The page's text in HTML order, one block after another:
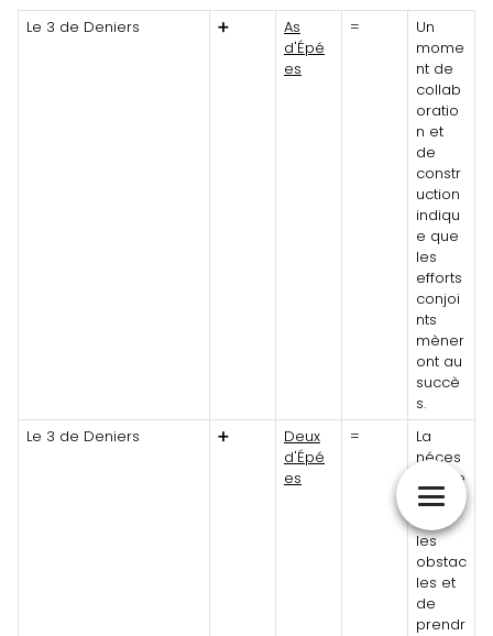
Le 3 de Deniers ➕
As
d'Épé
es
=
Un
mome
nt de
collab
oratio
n et
de
constr
uction
indiqu
e que
les
efforts
conjoi
nts
mèner
ont au
succè
s.
Le 3 de Deniers
➕
Deux
d'Épé
es
=
La
néces
sité de
surmo
les
obstac
les et
de
prendr